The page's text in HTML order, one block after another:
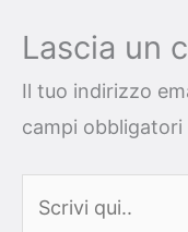
Lascia un
Il tuo indirizzo
campi